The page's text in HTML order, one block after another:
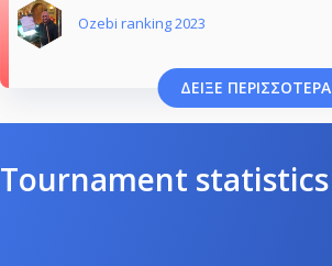
Ozebi ranking 2023
ΔΕΊΞΕ ΠΕΡΙΣΣΌΤΕΡΑ
Tournament statistics